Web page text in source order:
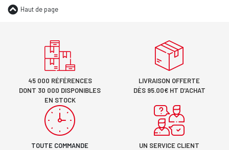
Haut de page
45 000 RÉFÉRENCES
DONT 30 000 DISPONIBLES
EN STOCK
LIVRAISON OFFERTE
DÈS 95.00€ HT D'ACHAT
TOUTE COMMANDE
UN SERVICE CLIENT